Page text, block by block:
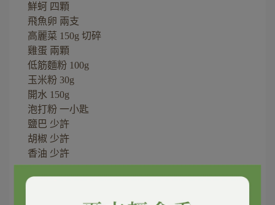
鮮蚵 四顆
飛魚卵 兩支
高麗菜 150g 切碎
雞蛋 兩顆
低筋麵粉 100g
玉米粉 30g
開水 150g
泡打粉 一小匙
鹽巴 少許
胡椒 少許
香油 少許